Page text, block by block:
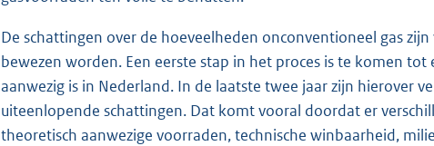
De schattingen over de hoeveelheden onconventioneel gas
bewezen worden. Een eerste stap in het proces is te komen
aanwezig is in Nederland. In de laatste twee jaar zijn hierover
uiteenlopende schattingen. Dat komt vooral doordat er
theoretisch aanwezige voorraden, technische winbaarheid,